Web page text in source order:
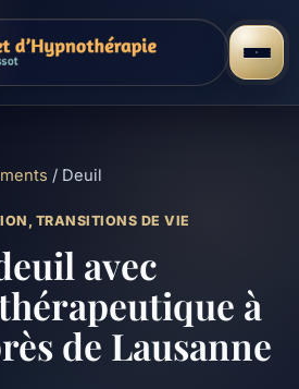
/ Deuil
TRANSITIONS DE VIE
avec
à
de Lausanne